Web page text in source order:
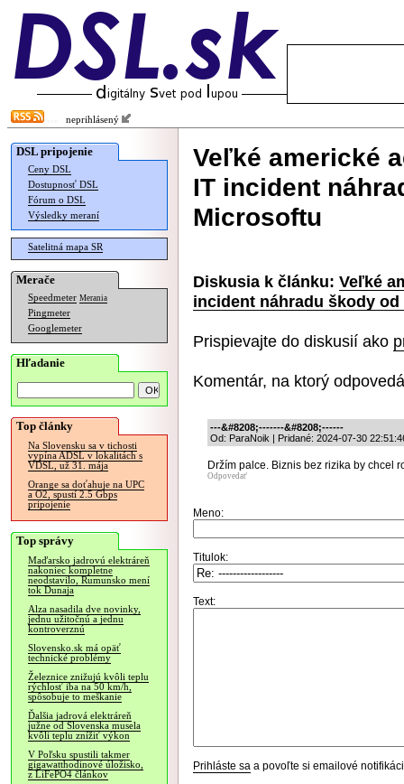
neprihlásený
DSL pripojenie
Ceny DSL
Dostupnosť DSL
Fórum o DSL
Výsledky meraní
Satelitná mapa SR
Merače
Speedmeter Merania
Pingmeter
Googlemeter
Hľadanie
Top články
Na Slovensku sa v tichosti
vypína ADSL v lokalitách s
VDSL, už 31. mája
Orange sa doťahuje na UPC
a O2, spustí 2.5 Gbps
pripojenie
Top správy
Maďarsko jadrovú elektráreň
nakoniec kompletne
neodstavilo, Rumunsko mení
tok Dunaja
Alza nasadila dve novinky,
jednu užitočnú a jednu
kontroverznú
Slovensko.sk má opäť
technické problémy
Železnice znižujú kvôli teplu
rýchlosť iba na 50 km/h,
spôsobuje to meškanie
Ďalšia jadrová elektráreň
južne od Slovenska musela
kvôli teplu znížiť výkon
V Poľsku spustili takmer
gigawatthodinové úložisko,
z LiFePO4 článkov
Veľké americké
IT incident
Microsoftu
Diskusia k článku: Veľké
incident náhradu škody
Prispievajte do diskusií ako
Komentár, na ktorý
---&#8208;-------&#8208;------
Od: ParaNoik | Pridané: 2024-07-30
Držím palce. Biznis bez rizika by chcel
Odpovedať
Meno:
Titulok:
Text:
Prihláste sa a povoľte si emailové